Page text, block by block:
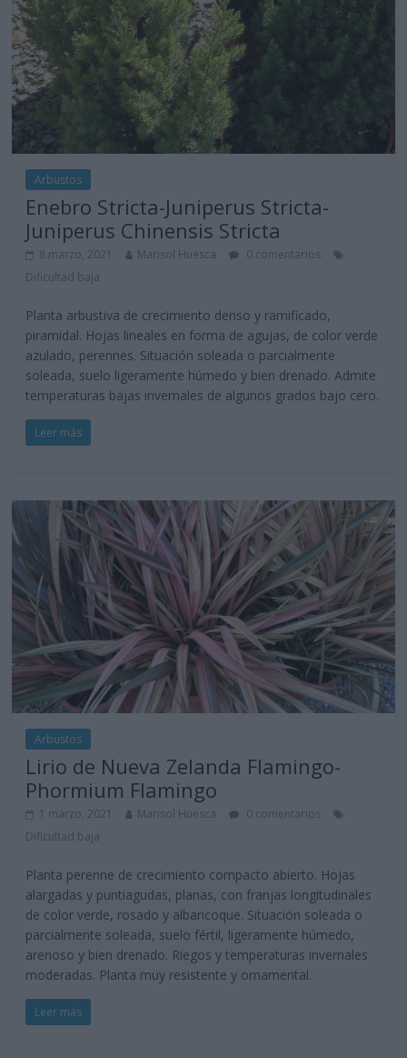
Arbustos
Enebro Stricta-Juniperus Stricta-
Juniperus Chinensis Stricta
8 marzo, 2021 Marisol Huesca
0 comentarios
Dificultad baja
Planta arbustiva de crecimiento denso y ramificado,
piramidal. Hojas lineales en forma de agujas, de color verde
azulado, perennes. Situación soleada o parcialmente
soleada, suelo ligeramente húmedo y bien drenado. Admite
temperaturas bajas invernales de algunos grados bajo cero.
Leer más
Arbustos
Lirio de Nueva Zelanda Flamingo-
Phormium Flamingo
1 marzo, 2021 Marisol Huesca
0 comentarios
Dificultad baja
Planta perenne de crecimiento compacto abierto. Hojas
alargadas y puntiagudas, planas, con franjas longitudinales
de color verde, rosado y albaricoque. Situación soleada o
parcialmente soleada, suelo fértil, ligeramente húmedo,
arenoso y bien drenado. Riegos y temperaturas invernales
moderadas. Planta muy resistente y ornamental.
Leer más